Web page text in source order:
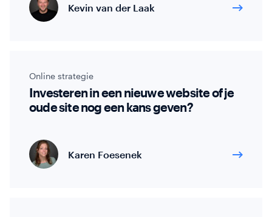
Kevin van der Laak
Online strategie
Investeren in een nieuwe website of je
oude site nog een kans geven?
Karen Foesenek